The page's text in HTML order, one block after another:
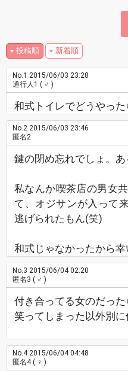
投稿順 新着順
No.1 2015/06/03 23:28
通行人1 ( ♂ )
和式トイレでどうやっ
No.2 2015/06/03 23:46
匿名2
鍵の閉め忘れでしょ。あ
私なんか喫茶店の男女
て、オジサンが入って
逃げられたもん(笑)
和式じゃなかったから幸
No.3 2015/06/04 02:20
匿名3 ( ♂ )
付き合ってる女のだった
笑ってしまった以外別
No.42015/06/04 04:48
匿名4( ♀ )